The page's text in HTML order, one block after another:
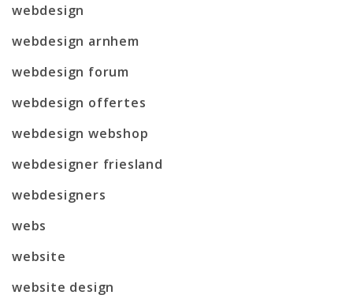
webdesign
webdesign arnhem
webdesign forum
webdesign offertes
webdesign webshop
webdesigner friesland
webdesigners
webs
website
website design